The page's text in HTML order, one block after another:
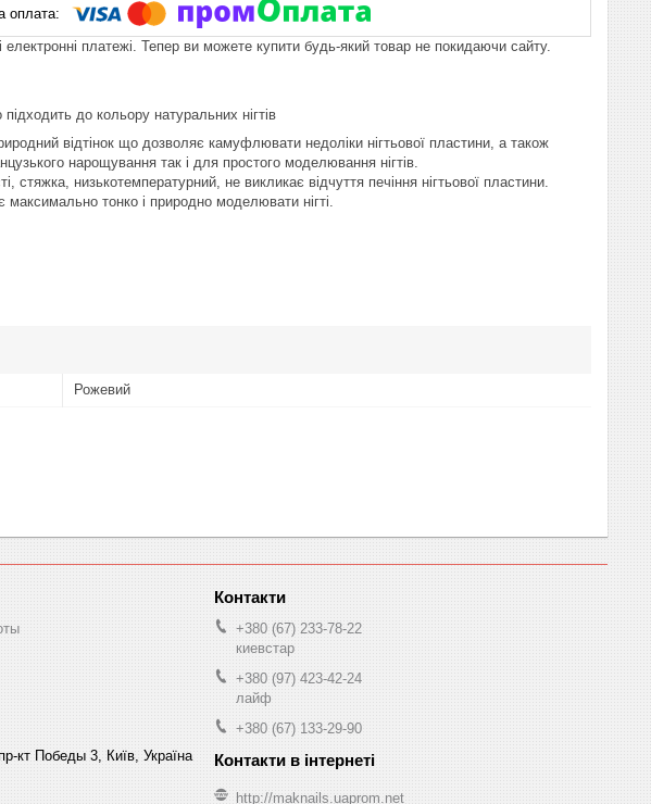
електронні платежі. Тепер ви можете купити будь-який товар не покидаючи сайту.
до кольору натуральних нігтів
відтінок що дозволяє камуфлювати недоліки нігтьової пластини, а також
нарощування так і для простого моделювання нігтів.
низькотемпературний, не викликає відчуття печіння нігтьової пластини.
тонко і природно моделювати нігті.
Рожевий
кт Победы 3, Київ, Україна
+380 (67) 233-78-22
киевстар
+380 (97) 423-42-24
лайф
+380 (67) 133-29-90
http://maknails.uaprom.net